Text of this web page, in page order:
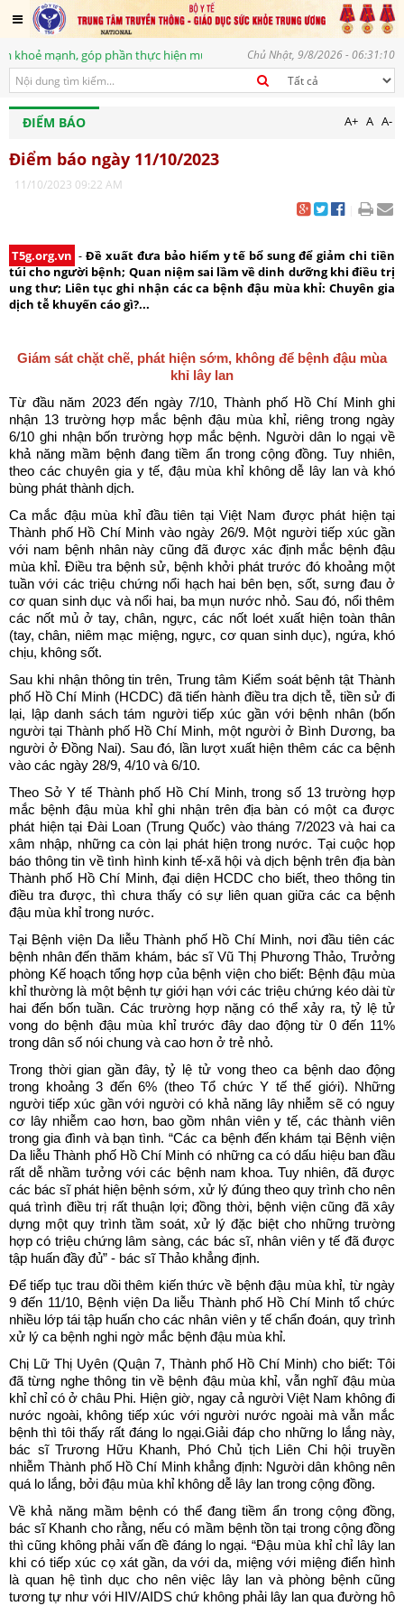
phần thực hiện mục tiêu phát triển bền vững, vì một tương lai tươi sáng
Chủ Nhật, 9/8/2026 - 06:31:11
ĐIỂM BÁO A+ A A-
Điểm báo ngày 11/10/2023
11/10/2023 09:22 AM
T5g.org.vn - Đề xuất đưa bảo hiểm y tế bổ sung để giảm chi tiền
túi cho người bệnh; Quan niệm sai lầm về dinh dưỡng khi điều trị
ung thư; Liên tục ghi nhận các ca bệnh đậu mùa khỉ: Chuyên gia
dịch tễ khuyến cáo gì?...
Giám sát chặt chẽ, phát hiện sớm, không để bệnh đậu mùa
khỉ lây lan
Từ đầu năm 2023 đến ngày 7/10, Thành phố Hồ Chí Minh ghi
nhận 13 trường hợp mắc bệnh đậu mùa khỉ, riêng trong ngày
6/10 ghi nhận bốn trường hợp mắc bệnh. Người dân lo ngại về
khả năng mầm bệnh đang tiềm ẩn trong cộng đồng. Tuy nhiên,
theo các chuyên gia y tế, đậu mùa khỉ không dễ lây lan và khó
bùng phát thành dịch.
Ca mắc đậu mùa khỉ đầu tiên tại Việt Nam được phát hiện tại
Thành phố Hồ Chí Minh vào ngày 26/9. Một người tiếp xúc gần
với nam bệnh nhân này cũng đã được xác định mắc bệnh đậu
mùa khỉ. Điều tra bệnh sử, bệnh khởi phát trước đó khoảng một
tuần với các triệu chứng nổi hạch hai bên bẹn, sốt, sưng đau ở
cơ quan sinh dục và nổi hai, ba mụn nước nhỏ. Sau đó, nổi thêm
các nốt mủ ở tay, chân, ngực, các nốt loét xuất hiện toàn thân
(tay, chân, niêm mạc miệng, ngực, cơ quan sinh dục), ngứa, khó
chịu, không sốt.
Sau khi nhận thông tin trên, Trung tâm Kiểm soát bệnh tật Thành
phố Hồ Chí Minh (HCDC) đã tiến hành điều tra dịch tễ, tiền sử đi
lại, lập danh sách tám người tiếp xúc gần với bệnh nhân (bốn
người tại Thành phố Hồ Chí Minh, một người ở Bình Dương, ba
người ở Đồng Nai). Sau đó, lần lượt xuất hiện thêm các ca bệnh
vào các ngày 28/9, 4/10 và 6/10.
Theo Sở Y tế Thành phố Hồ Chí Minh, trong số 13 trường hợp
mắc bệnh đậu mùa khỉ ghi nhận trên địa bàn có một ca được
phát hiện tại Đài Loan (Trung Quốc) vào tháng 7/2023 và hai ca
xâm nhập, những ca còn lại phát hiện trong nước. Tại cuộc họp
báo thông tin về tình hình kinh tế-xã hội và dịch bệnh trên địa bàn
Thành phố Hồ Chí Minh, đại diện HCDC cho biết, theo thông tin
điều tra được, thì chưa thấy có sự liên quan giữa các ca bệnh
đậu mùa khỉ trong nước.
Tại Bệnh viện Da liễu Thành phố Hồ Chí Minh, nơi đầu tiên các
bệnh nhân đến thăm khám, bác sĩ Vũ Thị Phương Thảo, Trưởng
phòng Kế hoạch tổng hợp của bệnh viện cho biết: Bệnh đậu mùa
khỉ thường là một bệnh tự giới hạn với các triệu chứng kéo dài từ
hai đến bốn tuần. Các trường hợp nặng có thể xảy ra, tỷ lệ tử
vong do bệnh đậu mùa khỉ trước đây dao động từ 0 đến 11%
trong dân số nói chung và cao hơn ở trẻ nhỏ.
Trong thời gian gần đây, tỷ lệ tử vong theo ca bệnh dao động
trong khoảng 3 đến 6% (theo Tổ chức Y tế thế giới). Những
người tiếp xúc gần với người có khả năng lây nhiễm sẽ có nguy
cơ lây nhiễm cao hơn, bao gồm nhân viên y tế, các thành viên
trong gia đình và bạn tình. “Các ca bệnh đến khám tại Bệnh viện
Da liễu Thành phố Hồ Chí Minh có những ca có dấu hiệu ban đầu
rất dễ nhầm tưởng với các bệnh nam khoa. Tuy nhiên, đã được
các bác sĩ phát hiện bệnh sớm, xử lý đúng theo quy trình cho nên
quá trình điều trị rất thuận lợi; đồng thời, bệnh viện cũng đã xây
dựng một quy trình tầm soát, xử lý đặc biệt cho những trường
hợp có triệu chứng lâm sàng, các bác sĩ, nhân viên y tế đã được
tập huấn đầy đủ” - bác sĩ Thảo khẳng định.
Để tiếp tục trau dồi thêm kiến thức về bệnh đậu mùa khỉ, từ ngày
9 đến 11/10, Bệnh viện Da liễu Thành phố Hồ Chí Minh tổ chức
nhiều lớp tái tập huấn cho các nhân viên y tế chẩn đoán, quy trình
xử lý ca bệnh nghi ngờ mắc bệnh đậu mùa khỉ.
Chị Lữ Thị Uyên (Quận 7, Thành phố Hồ Chí Minh) cho biết: Tôi
đã từng nghe thông tin về bệnh đậu mùa khỉ, vẫn nghĩ đậu mùa
khỉ chỉ có ở châu Phi. Hiện giờ, ngay cả người Việt Nam không đi
nước ngoài, không tiếp xúc với người nước ngoài mà vẫn mắc
bệnh thì tôi thấy rất đáng lo ngại.Giải đáp cho những lo lắng này,
bác sĩ Trương Hữu Khanh, Phó Chủ tịch Liên Chi hội truyền
nhiễm Thành phố Hồ Chí Minh khẳng định: Người dân không nên
quá lo lắng, bởi đậu mùa khỉ không dễ lây lan trong cộng đồng.
Về khả năng mầm bệnh có thể đang tiềm ẩn trong cộng đồng,
bác sĩ Khanh cho rằng, nếu có mầm bệnh tồn tại trong cộng đồng
thì cũng không phải vấn đề đáng lo ngại. “Đậu mùa khỉ chỉ lây lan
khi có tiếp xúc cọ xát gần, da với da, miệng với miệng điển hình
là quan hệ tình dục cho nên việc lây lan và phòng bệnh cũng
tương tự như với HIV/AIDS chứ không phải lây lan qua đường hô